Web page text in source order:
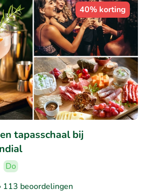
40% korting
tapasschaal bij
Do
113 beoordelingen